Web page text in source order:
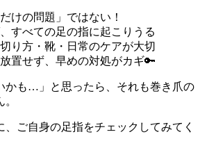
けの問題」ではない！
すべての足の指に起こりうる
り方・靴・日常のケアが大切
置せず、早めの対処がカギ🔑
かも…」と思ったら、それも巻き爪の
ご自身の足指をチェックしてみてく